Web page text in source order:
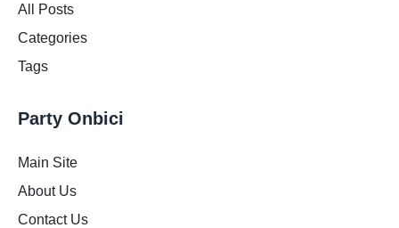
All Posts
Categories
Tags
Party Onbici
Main Site
About Us
Contact Us